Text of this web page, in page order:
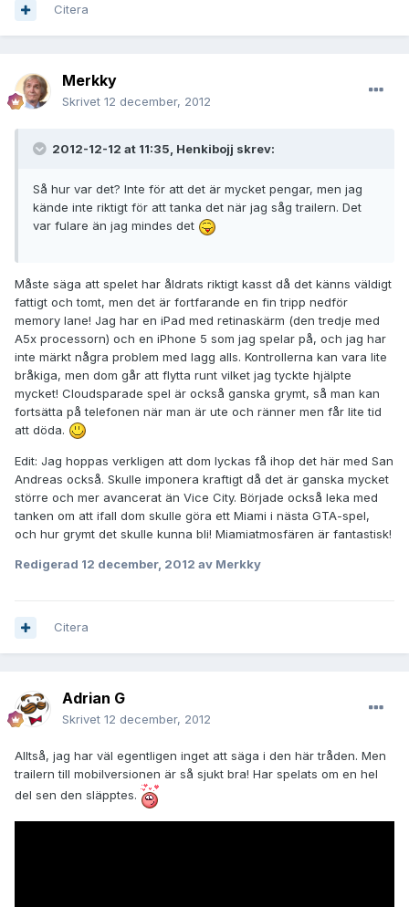
Citera
Merkky
Skrivet 12 december, 2012
2012-12-12 at 11:35, Henkibojj skrev:
Så hur var det? Inte för att det är mycket pengar, men jag
kände inte riktigt för att tanka det när jag såg trailern. Det
var fulare än jag mindes det
Måste säga att spelet har åldrats riktigt kasst då det känns väldigt
fattigt och tomt, men det är fortfarande en fin tripp nedför
memory lane! Jag har en iPad med retinaskärm (den tredje med
A5x processorn) och en iPhone 5 som jag spelar på, och jag har
inte märkt några problem med lagg alls. Kontrollerna kan vara lite
bråkiga, men dom går att flytta runt vilket jag tyckte hjälpte
mycket! Cloudsparade spel är också ganska grymt, så man kan
fortsätta på telefonen när man är ute och ränner men får lite tid
att döda.
Edit: Jag hoppas verkligen att dom lyckas få ihop det här med San
Andreas också. Skulle imponera kraftigt då det är ganska mycket
större och mer avancerat än Vice City. Började också leka med
tanken om att ifall dom skulle göra ett Miami i nästa GTA-spel,
och hur grymt det skulle kunna bli! Miamiatmosfären är fantastisk!
Redigerad 12 december, 2012 av Merkky
Citera
Adrian G
Skrivet 12 december, 2012
Alltså, jag har väl egentligen inget att säga i den här tråden. Men
trailern till mobilversionen är så sjukt bra! Har spelats om en hel
del sen den släpptes.